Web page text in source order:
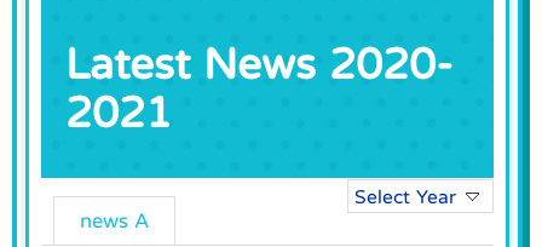
Latest News 2020-
2021
Select Year
news A